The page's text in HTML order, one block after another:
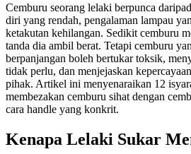
Cemburu seorang lelaki berpunca
diri yang rendah, pengalaman lampau
ketakutan kehilangan. Sedikit cemburu
tanda dia ambil berat. Tetapi cemburu
berpanjangan boleh bertukar toksik,
tidak perlu, dan menjejaskan
pihak. Artikel ini menyenaraikan 12
membezakan cemburu sihat dengan
cara handle yang konkrit.
Kenapa Lelaki Sukar